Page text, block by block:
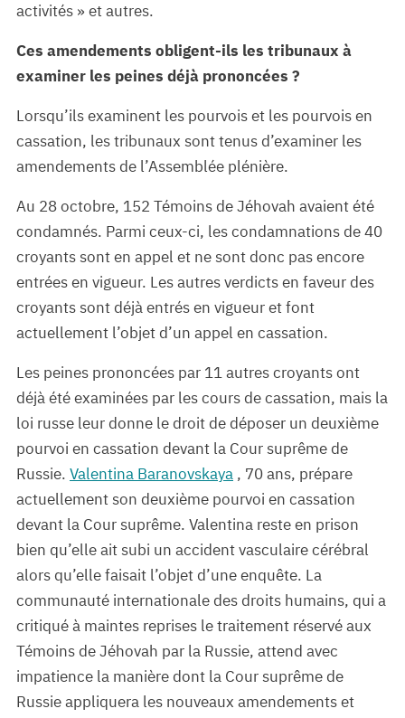
activités » et autres.
Ces amendements obligent-ils les tribunaux à
examiner les peines déjà prononcées ?
Lorsqu’ils examinent les pourvois et les pourvois en
cassation, les tribunaux sont tenus d’examiner les
amendements de l’Assemblée plénière.
Au 28 octobre, 152 Témoins de Jéhovah avaient été
condamnés. Parmi ceux-ci, les condamnations de 40
croyants sont en appel et ne sont donc pas encore
entrées en vigueur. Les autres verdicts en faveur des
croyants sont déjà entrés en vigueur et font
actuellement l’objet d’un appel en cassation.
Les peines prononcées par 11 autres croyants ont
déjà été examinées par les cours de cassation, mais la
loi russe leur donne le droit de déposer un deuxième
pourvoi en cassation devant la Cour suprême de
Russie. Valentina Baranovskaya , 70 ans, prépare
actuellement son deuxième pourvoi en cassation
devant la Cour suprême. Valentina reste en prison
bien qu’elle ait subi un accident vasculaire cérébral
alors qu’elle faisait l’objet d’une enquête. La
communauté internationale des droits humains, qui a
critiqué à maintes reprises le traitement réservé aux
Témoins de Jéhovah par la Russie, attend avec
impatience la manière dont la Cour suprême de
Russie appliquera les nouveaux amendements et